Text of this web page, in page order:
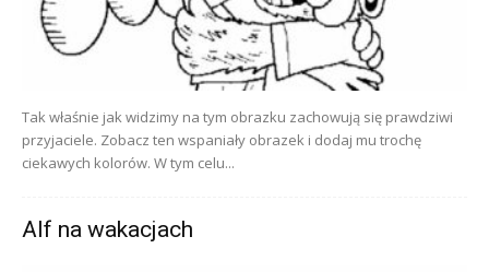
Tak właśnie jak widzimy na tym obrazku zachowują się prawdziwi
przyjaciele. Zobacz ten wspaniały obrazek i dodaj mu trochę
ciekawych kolorów. W tym celu...
Alf na wakacjach